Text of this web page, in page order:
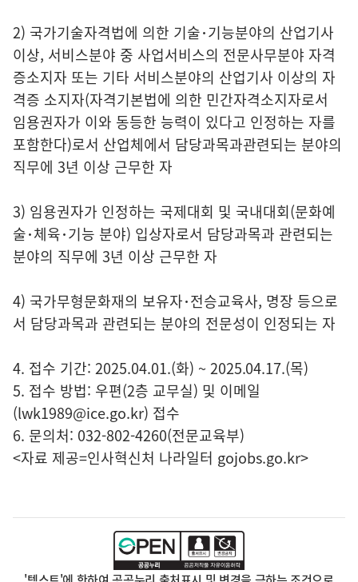
2) 국가기술자격법에 의한 기술･기능분야의 산업기사
이상, 서비스분야 중 사업서비스의 전문사무분야 자격
증소지자 또는 기타 서비스분야의 산업기사 이상의 자
격증 소지자(자격기본법에 의한 민간자격소지자로서
임용권자가 이와 동등한 능력이 있다고 인정하는 자를
포함한다)로서 산업체에서 담당과목과관련되는 분야의
직무에 3년 이상 근무한 자
3) 임용권자가 인정하는 국제대회 및 국내대회(문화예
술･체육･기능 분야) 입상자로서 담당과목과 관련되는
분야의 직무에 3년 이상 근무한 자
4) 국가무형문화재의 보유자･전승교육사, 명장 등으로
서 담당과목과 관련되는 분야의 전문성이 인정되는 자
4. 접수 기간: 2025.04.01.(화) ~ 2025.04.17.(목)
5. 접수 방법: 우편(2층 교무실) 및 이메일
(lwk1989@ice.go.kr) 접수
6. 문의처: 032-802-4260(전문교육부)
<자료 제공=인사혁신처 나라일터 gojobs.go.kr>